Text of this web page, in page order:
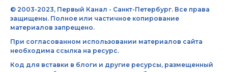
© 2003-2023, Первый Канал - Санкт-Петербург. Все права
защищены. Полное или частичное копирование
материалов запрещено.
При согласованном использовании материалов сайта
необходима ссылка на ресурс.
Код для вставки в блоги и другие ресурсы, размещенный